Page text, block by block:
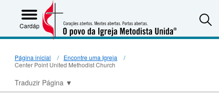
Cardápio
Página inicial
Encontre uma Igreja
Center Point United Methodist Church
Traduzir Página ▼